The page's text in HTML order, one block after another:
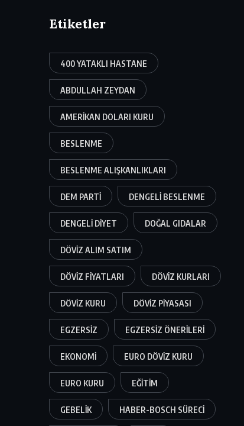
Etiketler
400 YATAKLI HASTANE
ABDULLAH ZEYDAN
AMERIKAN DOLARI KURU
BESLENME
BESLENME ALIŞKANLIKLARI
DEM PARTI DENGELI BESLENME
DENGELI DIYET DOĞAL GIDALAR
DÖVIZ ALIM SATIM
DÖVIZ FIYATLARI DÖVIZ KURLARI
DÖVIZ KURU DÖVIZ PIYASASI
EGZERSIZ EGZERSIZ ÖNERILERI
EKONOMI EURO DÖVIZ KURU
EURO KURU EĞITIM
GEBELIK HABER-BOSCH SÜRECI